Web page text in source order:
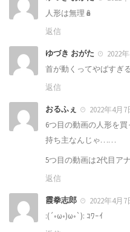
人形は無理🪆
返信
ゆづき おがた
2022
首が動くってやばすぎ
返信
おるふぇ
2022年4月7
6つ目の動画の人形を
持ち主なんじゃ……
5つ目の動画は2代目ア
返信
霞拳志郎
2022年4月7
:(´◦ω◦)ω◦`): ｺﾜｰｲ